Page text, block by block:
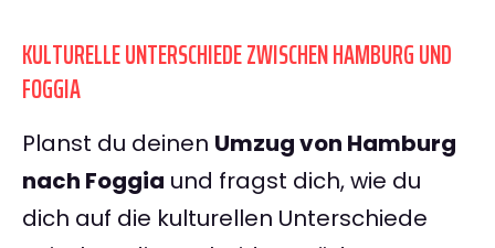
KULTURELLE UNTERSCHIEDE ZWISCHEN HAMBURG UND
FOGGIA
Planst du deinen Umzug von Hamburg
nach Foggia und fragst dich, wie du
dich auf die kulturellen Unterschiede